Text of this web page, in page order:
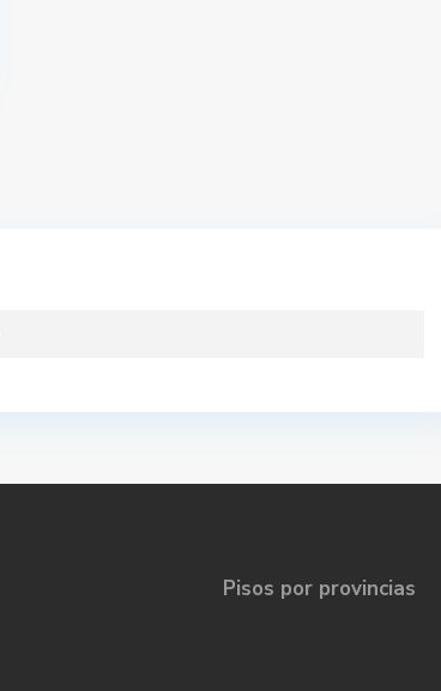
Pisos por provincias